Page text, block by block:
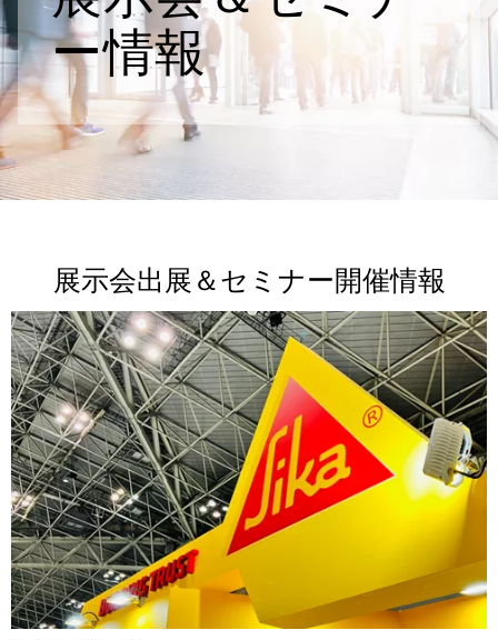
ー情報
展示会出展＆セミナー開催情報